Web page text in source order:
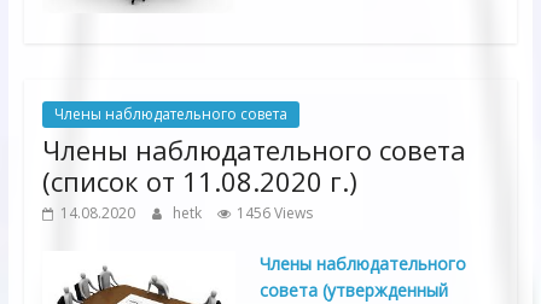
Члены наблюдательного совета
Члены наблюдательного совета
(список от 11.08.2020 г.)
14.08.2020 hetk 1456 Views
Члены наблюдательного
совета (утвержденный